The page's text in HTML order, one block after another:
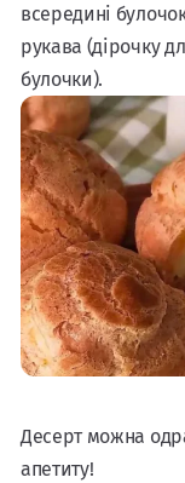
всередині
рукава (дірочку
булочки).
Десерт можна
апетиту!